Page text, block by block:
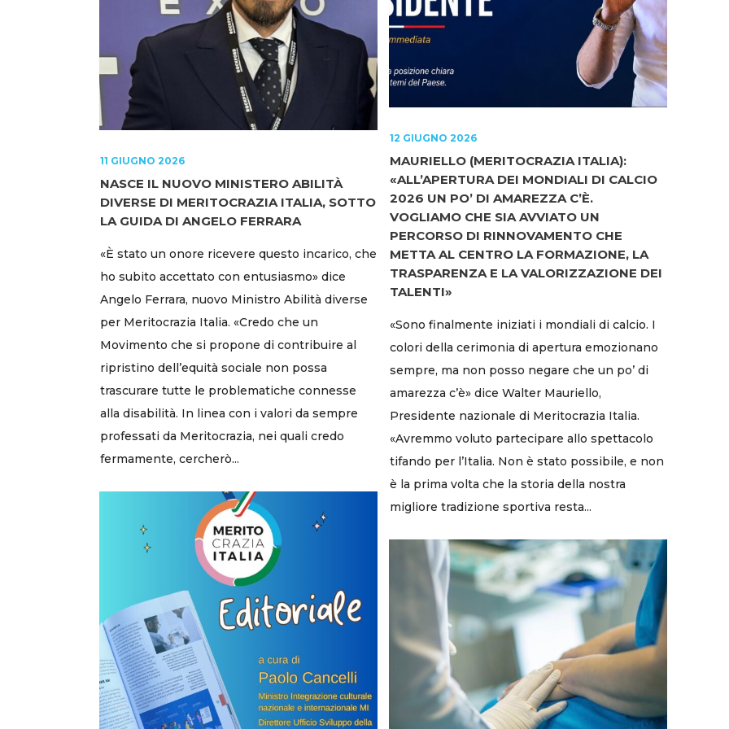
12 GIUGNO 2026
MAURIELLO (MERITOCRAZIA ITALIA):
«ALL’APERTURA DEI MONDIALI DI CALCIO
2026 UN PO’ DI AMAREZZA C’È.
VOGLIAMO CHE SIA AVVIATO UN
PERCORSO DI RINNOVAMENTO CHE
METTA AL CENTRO LA FORMAZIONE, LA
TRASPARENZA E LA VALORIZZAZIONE DEI
TALENTI»
«Sono finalmente iniziati i mondiali di calcio. I
colori della cerimonia di apertura emozionano
sempre, ma non posso negare che un po’ di
amarezza c’è» dice Walter Mauriello,
Presidente nazionale di Meritocrazia Italia.
«Avremmo voluto partecipare allo spettacolo
tifando per l’Italia. Non è stato possibile, e non
è la prima volta che la storia della nostra
migliore tradizione sportiva resta...
11 GIUGNO 2026
NASCE IL NUOVO MINISTERO ABILITÀ
DIVERSE DI MERITOCRAZIA ITALIA, SOTTO
LA GUIDA DI ANGELO FERRARA
«È stato un onore ricevere questo incarico, che
ho subito accettato con entusiasmo» dice
Angelo Ferrara, nuovo Ministro Abilità diverse
per Meritocrazia Italia. «Credo che un
Movimento che si propone di contribuire al
ripristino dell’equità sociale non possa
trascurare tutte le problematiche connesse
alla disabilità. In linea con i valori da sempre
professati da Meritocrazia, nei quali credo
fermamente, cercherò...